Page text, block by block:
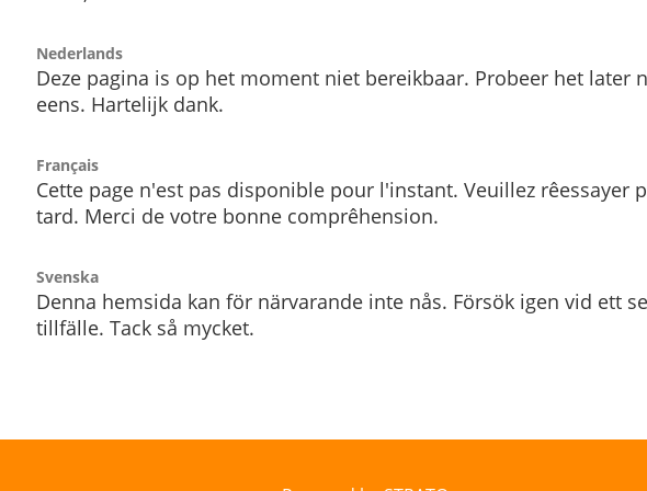
Nederlands
Deze pagina is op het moment niet bereikbaar. Probeer het later
eens. Hartelijk dank.
Français
Cette page n'est pas disponible pour l'instant. Veuillez rêessayer
tard. Merci de votre bonne comprêhension.
Svenska
Denna hemsida kan för närvarande inte nås. Försök igen vid ett
tillfälle. Tack så mycket.